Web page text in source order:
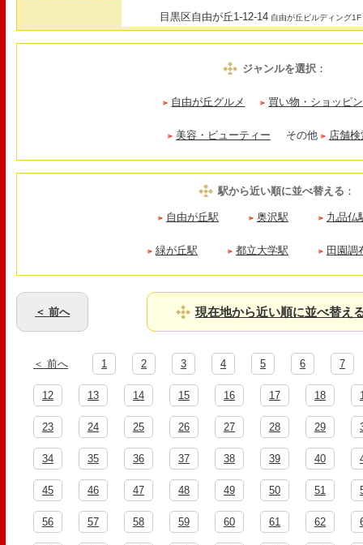
目黒区自由が丘1-12-14 自由が丘ビルディング1F
ジャンルを選択：
自由が丘グルメ 買い物・ショッピ
美容・ビューティー その他 店舗
駅から近い順に並べ替える ：
自由が丘駅 奥沢駅 九品仏
緑が丘駅 都立大学駅 田園調
＜ 前へ 現在地から近い順に並べ替え
＜ 前へ 1 2 3 4 5 6 7
12 13 14 15 16 17 18
23 24 25 26 27 28 29
34 35 36 37 38 39 40
45 46 47 48 49 50 51
56 57 58 59 60 61 62